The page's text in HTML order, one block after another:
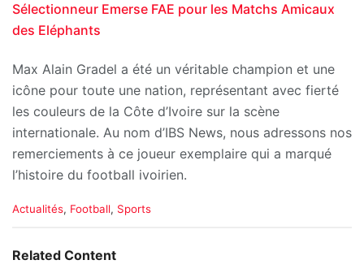
Sélectionneur Emerse FAE pour les Matchs Amicaux
des Eléphants
Max Alain Gradel a été un véritable champion et une
icône pour toute une nation, représentant avec fierté
les couleurs de la Côte d’Ivoire sur la scène
internationale. Au nom d’IBS News, nous adressons nos
remerciements à ce joueur exemplaire qui a marqué
l’histoire du football ivoirien.
C
e
Actualités, Football, Sports
Related Content